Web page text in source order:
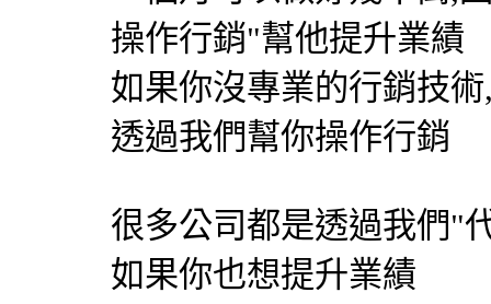
操作行銷"幫他提升業績
如果你沒專業的行銷技
透過我們幫你操作行銷
很多公司都是透過我們"
如果你也想提升業績